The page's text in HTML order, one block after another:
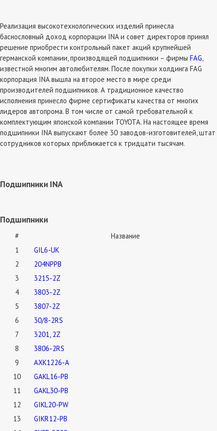
Реализация высокотехнологических изделий принесла
баснословный доход корпорации INA и совет директоров принял
решение приобрести контрольный пакет акций крупнейшей
германской компании, производящей подшипники – фирмы FAG
известной многим автолюбителям. После покупки холдинга FAG
корпорация INA вышла на второе место в мире среди
производителей подшипников. А традиционное качество
исполнения принесло фирме сертификаты качества от многих
лидеров автопрома. В том числе от самой требовательной к
комплектующим японской компании TOYOTA. На настоящее время
подшипники INA выпускают более 30 заводов-изготовителей, штат
сотрудников которых приближается к тридцати тысячам.
Подшипники INA
Подшипники
#
Название
1
GIL6-UK
2
204NPPB
3
3215-2Z
4
3803-2Z
5
3807-2Z
6
30/8-2RS
7
3201, 2Z
8
3806-2RS
9
AXK1226-A
10
GAKL16-PB
11
GAKL30-PB
12
GIKL20-PW
13
GIKR12-PB